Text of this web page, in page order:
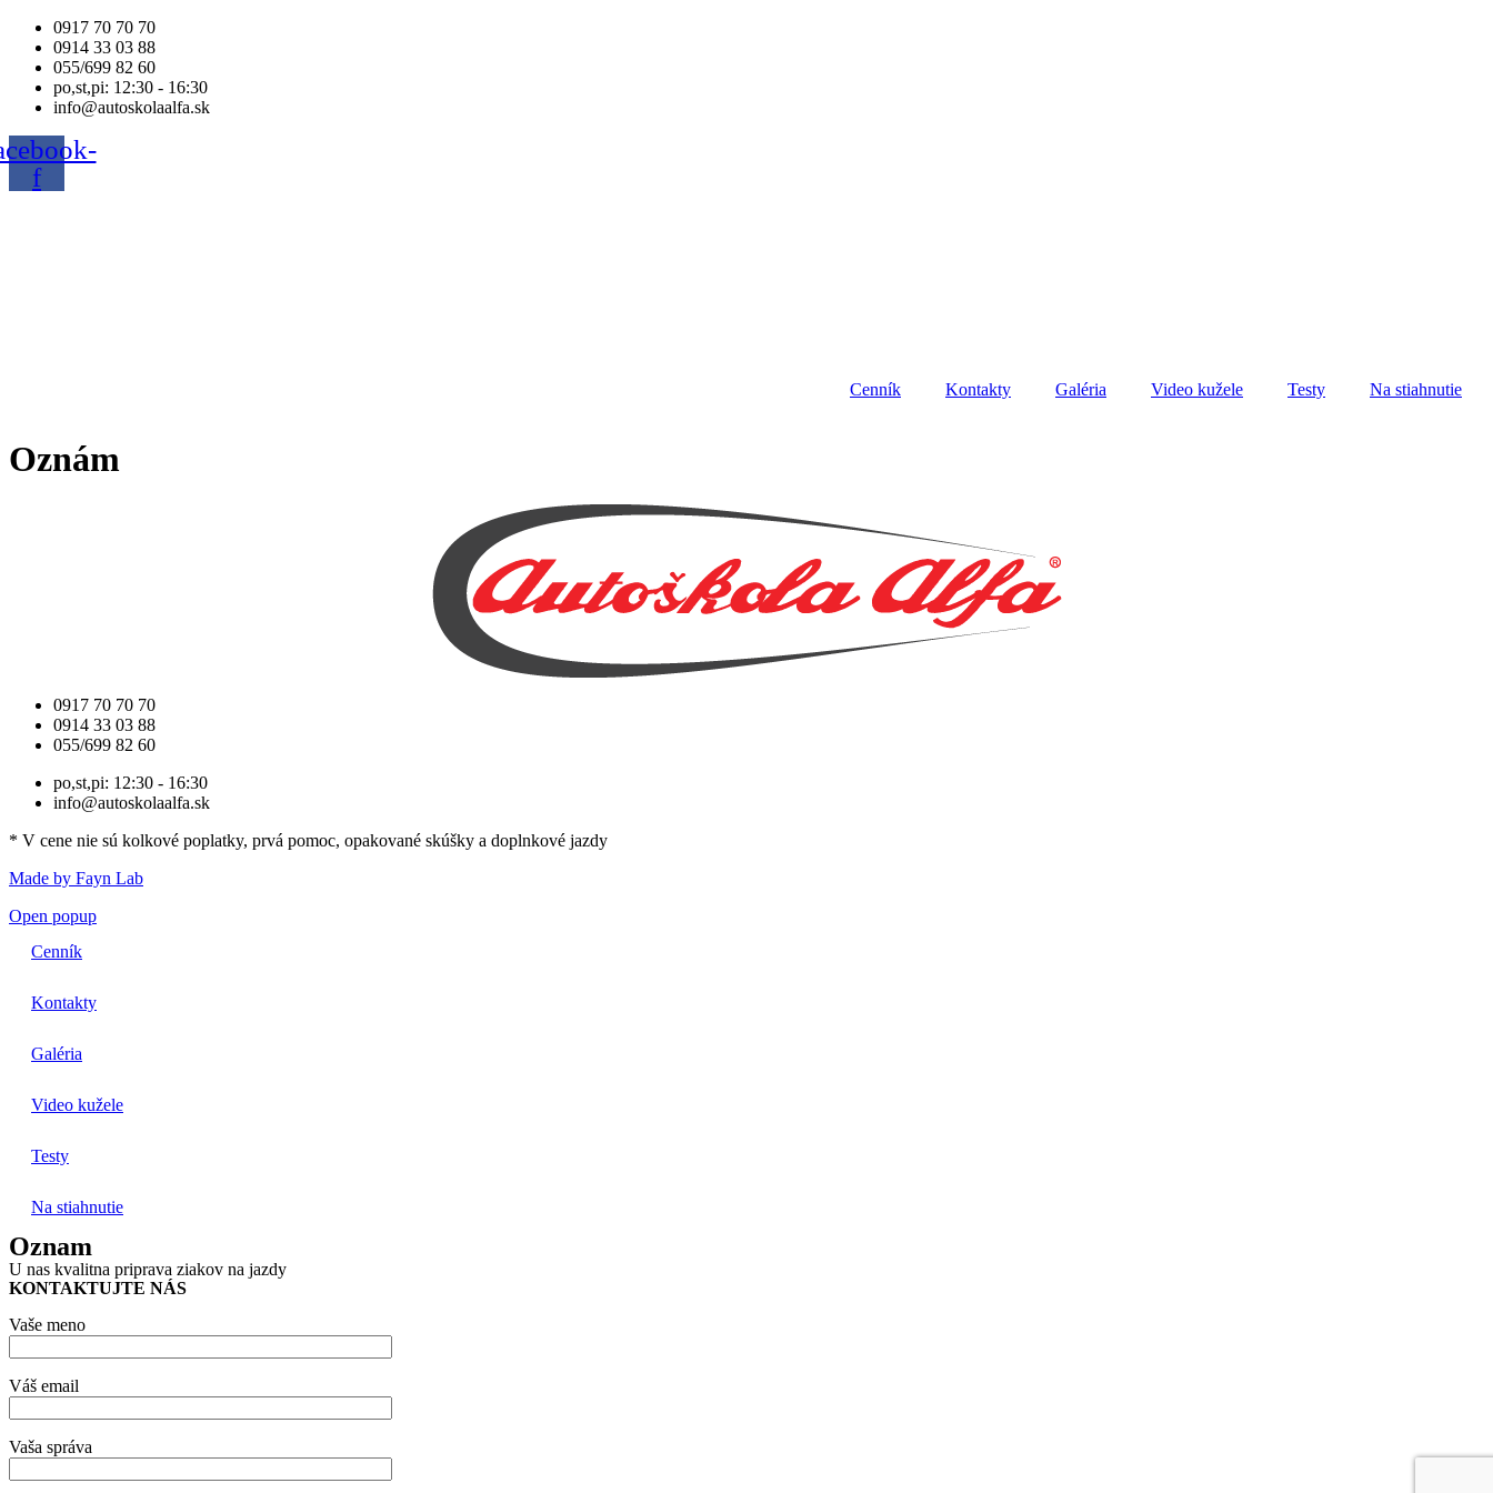
Preskočiť
obsah
0917 70 70 70
0914 33 03 88
055/699 82 60
po,st,pi: 12:30 - 16:30
info@autoskolaalfa.sk
f
Cenník Kontakty Galéria Video kužele Testy Na stiahnutie
Oznám
0917 70 70 70
0914 33 03 88
055/699 82 60
po,st,pi: 12:30 - 16:30
info@autoskolaalfa.sk
* V cene nie sú kolkové poplatky, prvá pomoc, opakované skúšky a doplnkové jazdy
Made by Fayn Lab
Open popup
Cenník
Kontakty
Galéria
Video kužele
Testy
Na stiahnutie
Oznam
U nas kvalitna priprava ziakov na jazdy
KONTAKTUJTE NÁS
Vaše meno
Váš email
Vaša správa